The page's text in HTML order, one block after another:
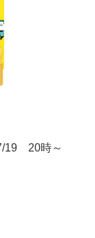
19 20時～